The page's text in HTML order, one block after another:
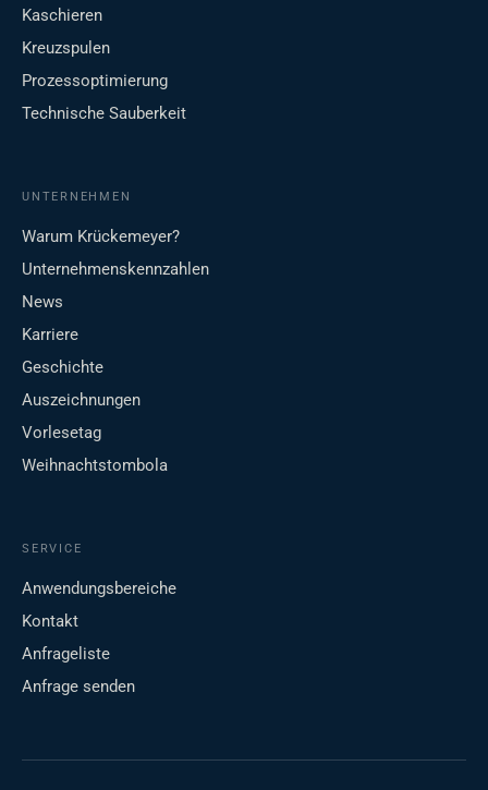
Kaschieren
Kreuzspulen
Prozessoptimierung
Technische Sauberkeit
UNTERNEHMEN
Warum Krückemeyer?
Unternehmenskennzahlen
News
Karriere
Geschichte
Auszeichnungen
Vorlesetag
Weihnachtstombola
SERVICE
Anwendungsbereiche
Kontakt
Anfrageliste
Anfrage senden